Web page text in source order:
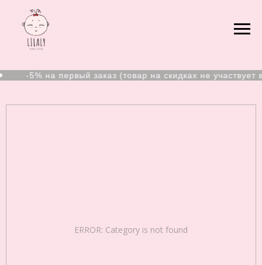
-5% на первый заказ (товар на скидках не участвует
ERROR: Category is not found